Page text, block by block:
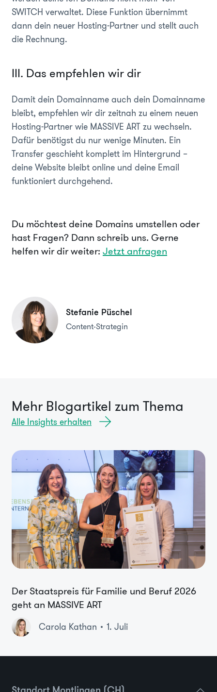
SWITCH verwaltet. Diese Funktion übernimmt
dann dein neuer Hosting-Partner und stellt auch
die Rechnung.
III. Das empfehlen wir dir
Damit dein Domainname auch dein Domainname
bleibt, empfehlen wir dir zeitnah zu einem neuen
Hosting-Partner wie MASSIVE ART zu wechseln.
Dafür benötigst du nur wenige Minuten. Ein
Transfer geschieht komplett im Hintergrund –
deine Website bleibt online und deine Email
funktioniert durchgehend.
Du möchtest deine Domains umstellen oder
hast Fragen? Dann schreib uns. Gerne
helfen wir dir weiter: Jetzt anfragen
Stefanie Püschel
Content-Strategin
Mehr Blogartikel zum Thema
Alle Insights erhalten
Der Staatspreis für Familie und Beruf 2026
geht an MASSIVE ART
Carola Kathan 1. Juli